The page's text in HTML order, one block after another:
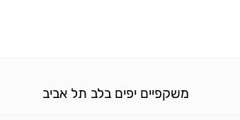
משקפיים יפים בלב תל אביב